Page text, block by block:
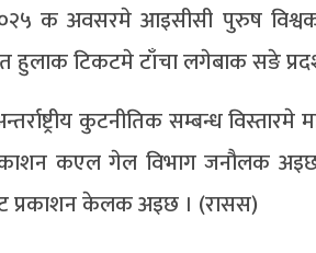
क अवसरमे आइसीसी पुरुष
हुलाक टिकटमे टाँचा लगेबाक सङे
कुटनीतिक सम्बन्ध विस्तारमे
कएल गेल विभाग जनौलक अइछ
प्रकाशन केलक अइछ । (रासस)